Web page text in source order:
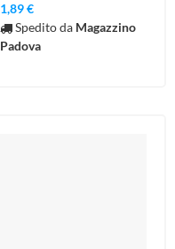
1,89 €
Spedito da Magazzino
Padova